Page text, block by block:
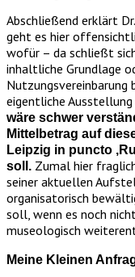
Abschließend erklärt
geht es hier
wofür – da schließt
inhaltliche Grundlage
Nutzungsvereinbarung
eigentliche
wäre schwer
Mittelbetrag auf
Leipzig in puncto
soll. Zumal hier
seiner aktuellen
organisatorisch
soll, wenn es noch
museologisch
Meine Kleinen